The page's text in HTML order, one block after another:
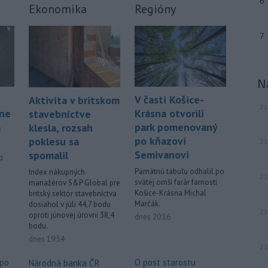
Ekonomika
Aktivita v britskom
stavebníctve
klesla, rozsah
poklesu sa
spomalil
Index nákupných
manažérov S&P Global pre
britský sektor stavebníctva
dosiahol v júli 44,7 bodu
oproti júnovej úrovni 38,4
bodu.
dnes 19:54
Národná banka ČR
Regióny
V časti Košice-
Krásna otvorili
park pomenovaný
po kňazovi
Semivanovi
Pamätnú tabuľu odhalil po
svätej omši farár farnosti
Košice-Krásna Michal
Marčák.
dnes 20:16
O post starostu
7